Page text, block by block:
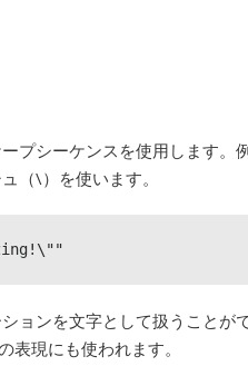
プシーケンスを使用します。
（\）を使います。
ョンを文字として扱うことが
表現にも使われます。